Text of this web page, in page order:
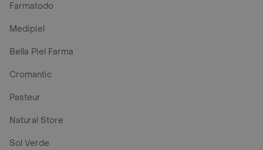
Farmatodo
Medipiel
Bella Piel Farma
Cromantic
Pasteur
Natural Store
Sol Verde